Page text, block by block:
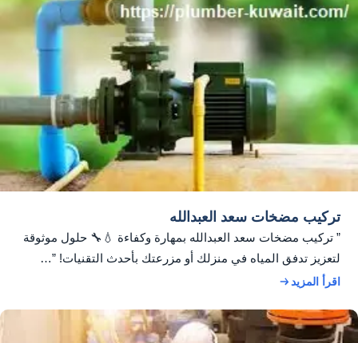
تركيب مضخات سعد العبدالله
” تركيب مضخات سعد العبدالله بمهارة وكفاءة 💧🔧 حلول موثوقة
لتعزيز تدفق المياه في منزلك أو مزرعتك بأحدث التقنيات! ”…
اقرأ المزيد